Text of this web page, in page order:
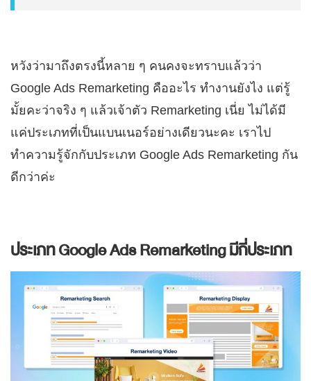
หวังว่ามาถึงตรงนี้หลาย ๆ คนคงจะทราบแล้วว่า
Google Ads Remarketing คืออะไร ทำงานยังไง แต่รู้
มั้ยคะว่าจริง ๆ แล้วเจ้าตัว Remarketing เนี่ย ไม่ได้มี
แค่ประเภทที่เป็นแบนเนอร์อย่างเดียวนะคะ เราไป
ทำความรู้จักกับประเภท Google Ads Remarketing กัน
ดีกว่าค่ะ
ประเภท Google Ads Remarketing มีกี่ประเภท